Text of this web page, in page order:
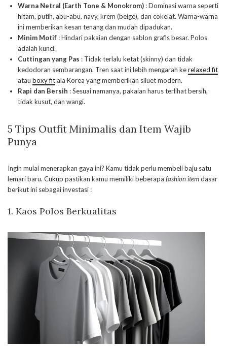
Warna Netral (Earth Tone & Monokrom) : Dominasi warna seperti
hitam, putih, abu-abu, navy, krem (beige), dan cokelat. Warna-warna
ini memberikan kesan tenang dan mudah dipadukan.
Minim Motif : Hindari pakaian dengan sablon grafis besar. Polos
adalah kunci.
Cuttingan yang Pas : Tidak terlalu ketat (skinny) dan tidak
kedodoran sembarangan. Tren saat ini lebih mengarah kerelaxed fit
atau boxy fitala Korea yang memberikan siluet modern.
Rapi dan Bersih : Sesuai namanya, pakaian harus terlihat bersih,
tidak kusut, dan wangi.
5 Tips Outfit Minimalis dan Item Wajib
Punya
Ingin mulai menerapkan gaya ini? Kamu tidak perlu membeli baju satu
lemari baru. Cukup pastikan kamu memiliki beberapa fashion itemdasar
berikut ini sebagai investasi :
1. Kaos Polos Berkualitas